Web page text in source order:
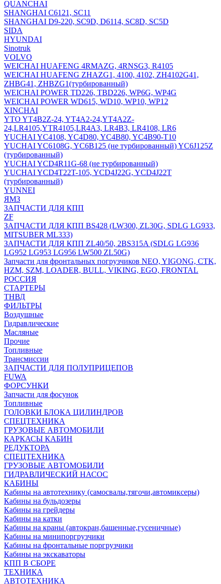
QUANCHAI
SHANGHAI C6121, SC11
SHANGHAI D9-220, SC9D, D6114, SC8D, SC5D
SIDA
HYUNDAI
Sinotruk
VOLVO
WEICHAI HUAFENG 4RMAZG, 4RNSG3, R4105
WEICHAI HUAFENG ZHAZG1, 4100, 4102, ZH4102G41,
ZHBG41, ZHBZG1(турбированный)
WEICHAI POWER TD226, TBD226, WP6G, WP4G
WEICHAI POWER WD615, WD10, WP10, WP12
XINCHAI
YTO YT4B2Z-24, YT4A2-24,YT4A2Z-
24,LR4105,YTR4105,LR4A3, LR4B3, LR4108, LR6
YUCHAI YC4108, YC4D80, YC4B80, YC4B90-T10
YUCHAI YC6108G, YC6B125 (не турбированный) YC6J125Z
(турбированный)
YUCHAI YCD4R11G-68 (не турбированный)
YUCHAI YCD4T22T-105, YCD4J22G, YCD4J22T
(турбированный)
YUNNEI
ЯМЗ
ЗАПЧАСТИ ДЛЯ КПП
ZF
ЗАПЧАСТИ ДЛЯ КПП BS428 (LW300, ZL30G, SDLG LG933,
MITSUBER ML333)
ЗАПЧАСТИ ДЛЯ КПП ZL40/50, 2BS315A (SDLG LG936
LG952 LG953 LG956 LW500 ZL50G)
Запчасти для фронтальных погрузчиков NEO, YIGONG, CTK,
HZM, SZM, LOADER, BULL, VIKING, EGO, FRONTAL
РОССИЯ
СТАРТЕРЫ
ТНВД
ФИЛЬТРЫ
Воздушные
Гидравлические
Масляные
Прочие
Топливные
Трансмиссии
ЗАПЧАСТИ ДЛЯ ПОЛУПРИЦЕПОВ
FUWA
ФОРСУНКИ
Запчасти для фосунок
Топливные
ГОЛОВКИ БЛОКА ЦИЛИНДРОВ
СПЕЦТЕХНИКА
ГРУЗОВЫЕ АВТОМОБИЛИ
КАРКАСЫ КАБИН
РЕДУКТОРА
СПЕЦТЕХНИКА
ГРУЗОВЫЕ АВТОМОБИЛИ
ГИДРАВЛИЧЕСКИЙ НАСОС
КАБИНЫ
Кабины на автотехнику (самосвалы,тягочи,автомиксеры)
Кабины на бульдозеры
Кабины на грейдеры
Кабины на катки
Кабины на краны (автокран,башенные,гусеничные)
Кабины на минипоргрузчики
Кабины на фронтальные поргрузчики
Кабины на экскаваторы
КПП В СБОРЕ
ТЕХНИКА
АВТОТЕХНИКА